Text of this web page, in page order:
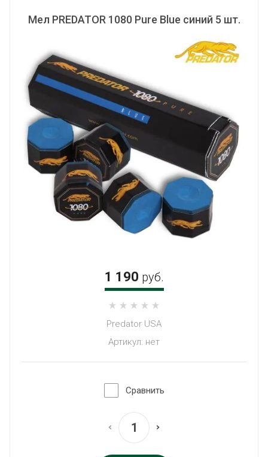
Цена по убыванию
По названию от Я до А
Мел PREDATOR 1080 Pure Blue синий 5 шт.
1 190 руб.
Predator USA
Артикул: нет
Сравнить